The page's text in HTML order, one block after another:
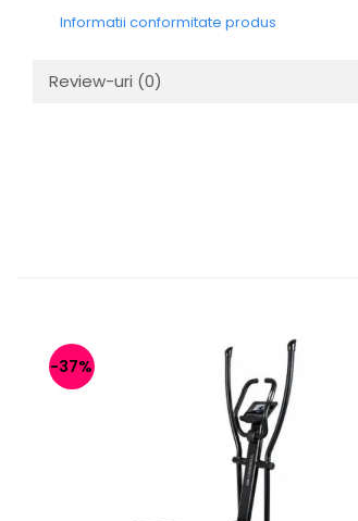
Informatii conformitate produs
Review-uri (0)
-37%